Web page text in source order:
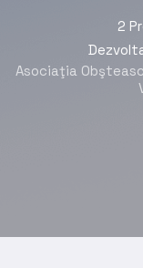
2
Asociaţia